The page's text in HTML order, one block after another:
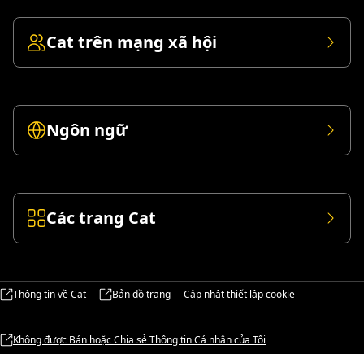
Cat trên mạng xã hội
Ngôn ngữ
Các trang Cat
Thông tin về Cat Bản đồ trang Cập nhật thiết lập cookie
Không được Bán hoặc Chia sẻ Thông tin Cá nhân của Tôi